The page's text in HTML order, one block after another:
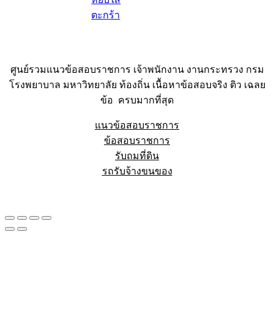
ตะกร้า
ศูนย์รวมแนวข้อสอบราชการ เจ้าพนักงาน งานกระทรวง กรม
โรงพยาบาล มหาวิทยาลัย ท้องถิ่น เนื้อหาข้อสอบจริง ติว เฉลย
ข้อ ครบมากที่สุด
แนวข้อสอบราชการ
ข้อสอบราชการ
รับถมที่ดิน
รถรับจ้างขนของ